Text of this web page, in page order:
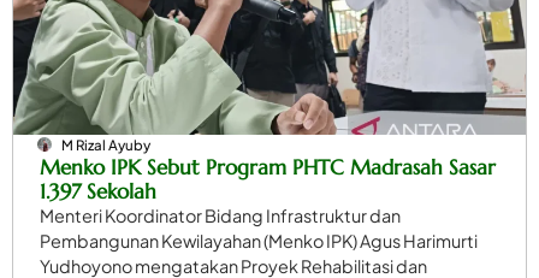
M Rizal Ayuby
Menko IPK Sebut Program PHTC Madrasah Sasar
1.397 Sekolah
Menteri Koordinator Bidang Infrastruktur dan
Pembangunan Kewilayahan (Menko IPK) Agus Harimurti
Yudhoyono mengatakan Proyek Rehabilitasi dan